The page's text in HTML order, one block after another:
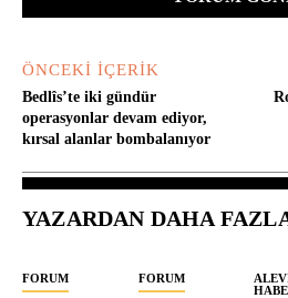
ÖNCEKI İÇERIK
Bedlîs’te iki gündür
operasyonlar devam ediyor,
kırsal alanlar bombalanıyor
YAZARDAN DAHA
FORUM FORUM